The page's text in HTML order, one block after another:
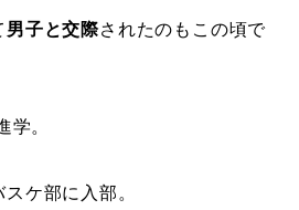
男子と交際されたのもこの頃で
学。
ケ部に入部。